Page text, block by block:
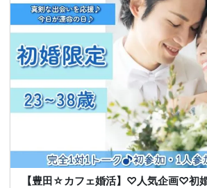
【豊田☆カフェ婚活】♡人気企画♡初